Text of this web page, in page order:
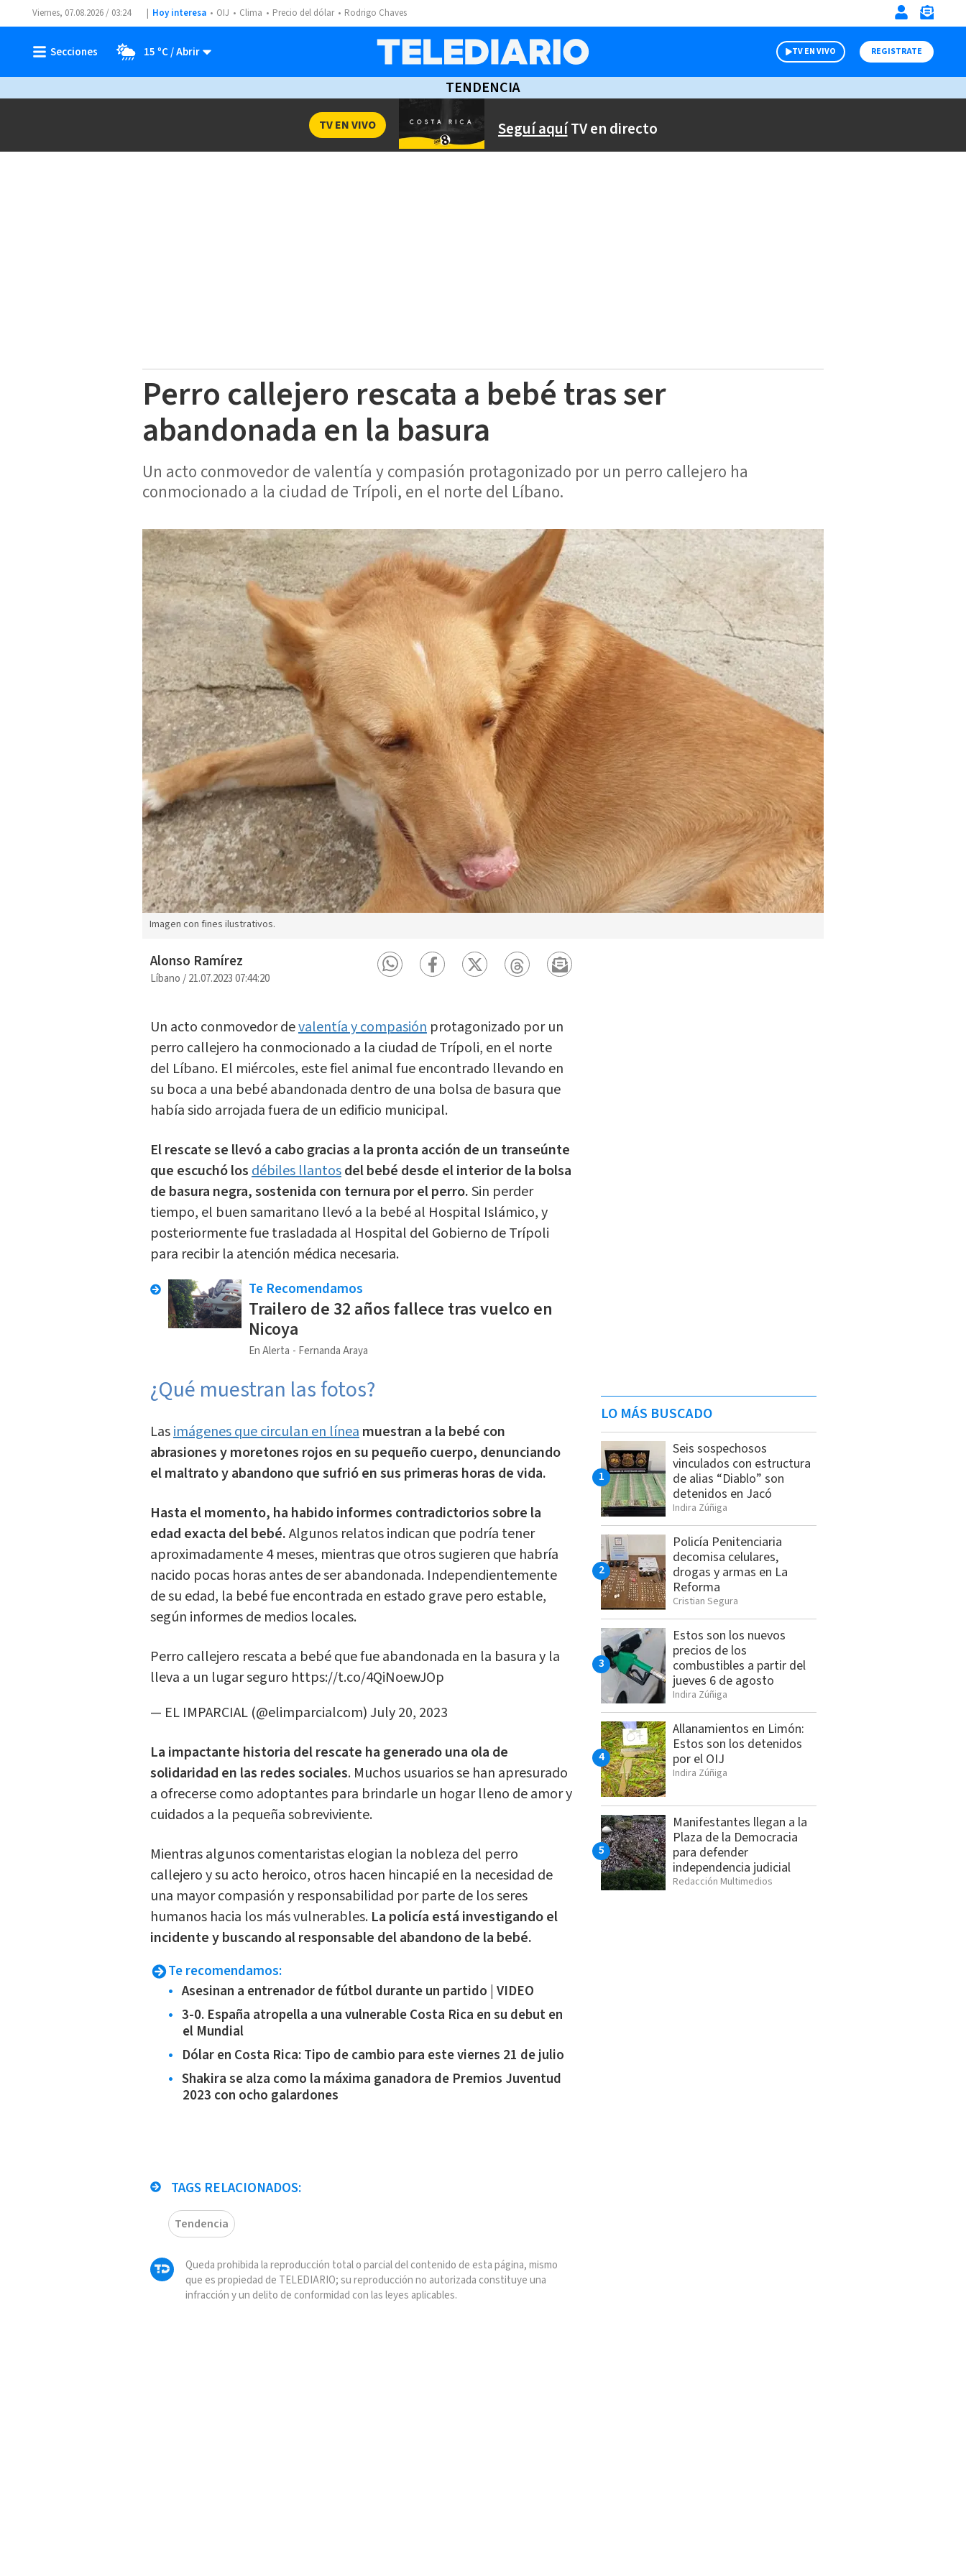
Viernes, 07.08.2026 / 03:24 Hoy interesa OIJ Clima Precio del dólar Rodrigo Chaves
15 ºC TV EN VIVO REGISTRATE
TENDENCIA
Seguí aquíTV en directo
TV EN VIVO
Perro callejero rescata a bebé tras ser
abandonada en la basura
Un acto conmovedor de valentía y compasión protagonizado por un perro callejero ha
conmocionado a la ciudad de Trípoli, en el norte del Líbano.
Imagen con fines ilustrativos.
Alonso Ramírez
Líbano/21.07.2023 07:44:20
Un acto conmovedor devalentía y compasiónprotagonizado por un
perro callejero ha conmocionado a la ciudad de Trípoli, en el norte
del Líbano. El miércoles, este fiel animal fue encontrado llevando en
su boca a una bebé abandonada dentro de una bolsa de basura que
había sido arrojada fuera de un edificio municipal.
El rescate se llevó a cabo gracias a la pronta acción de un transeúnte
que escuchó losdébiles llantosdel bebé desde el interior de la bolsa
de basura negra, sostenida con ternura por el perro.Sin perder
tiempo, el buen samaritano llevó a la bebé al Hospital Islámico, y
posteriormente fue trasladada al Hospital del Gobierno de Trípoli
para recibir la atención médica necesaria.
Te Recomendamos
Trailero de 32 años fallece tras vuelco en
Nicoya
En Alerta Fernanda Araya
¿Qué muestran las fotos?
Lasimágenes que circulan en líneamuestran a la bebé con
abrasiones y moretones rojos en su pequeño cuerpo, denunciando
el maltrato y abandono que sufrió en sus primeras horas de vida.
Hasta el momento, ha habido informes contradictorios sobre la
edad exacta del bebé.Algunos relatos indican que podría tener
aproximadamente 4 meses, mientras que otros sugieren que habría
nacido pocas horas antes de ser abandonada. Independientemente
de su edad, la bebé fue encontrada en estado grave pero estable,
según informes de medios locales.
Perro callejero rescata a bebé que fue abandonada en la basura y la
lleva a un lugar seguro https://t.co/4QiNoewJOp
— EL IMPARCIAL (@elimparcialcom)July 20, 2023
La impactante historia del rescate ha generado una ola de
solidaridad en las redes sociales. Muchos usuarios se han apresurado
a ofrecerse como adoptantes para brindarle un hogar lleno de amor y
cuidados a la pequeña sobreviviente.
Mientras algunos comentaristas elogian la nobleza del perro
callejero y su acto heroico, otros hacen hincapié en la necesidad de
una mayor compasión y responsabilidad por parte de los seres
humanos hacia los más vulnerables.La policía está investigando el
incidente y buscando al responsable del abandono de la bebé.
Te recomendamos:
Asesinan a entrenador de fútbol durante un partido | VIDEO
3-0. España atropella a una vulnerable Costa Rica en su debut en
el Mundial
Dólar en Costa Rica: Tipo de cambio para este viernes 21 de julio
Shakira se alza como la máxima ganadora de Premios Juventud
2023 con ocho galardones
TAGS RELACIONADOS:
Tendencia
Queda prohibida la reproducción total o parcial del contenido de esta página, mismo
que es propiedad de TELEDIARIO; su reproducción no autorizada constituye una
infracción y un delito de conformidad con las leyes aplicables.
LO MÁS BUSCADO
Seis sospechosos
vinculados con estructura
de alias “Diablo” son
detenidos en Jacó
Indira Zúñiga
Policía Penitenciaria
decomisa celulares,
drogas y armas en La
Reforma
Cristian Segura
Estos son los nuevos
precios de los
combustibles a partir del
jueves 6 de agosto
Indira Zúñiga
Allanamientos en Limón:
Estos son los detenidos
por el OIJ
Indira Zúñiga
Manifestantes llegan a la
Plaza de la Democracia
para defender
independencia judicial
Redacción Multimedios